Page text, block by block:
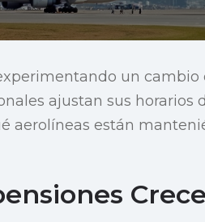
un
ajustan sus horarios
aerolíneas están
Crece